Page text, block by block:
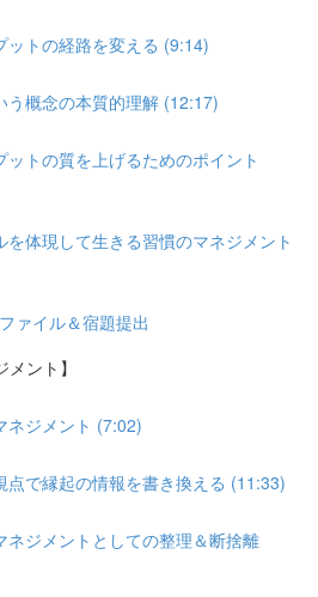
トの経路を変える (9:14)
概念の本質的理解 (12:17)
トの質を上げるためのポイント
体現して生きる習慣のマネジメント
ァイル＆宿題提出
ント】
ジメント (7:02)
で縁起の情報を書き換える (11:33)
ジメントとしての整理＆断捨離